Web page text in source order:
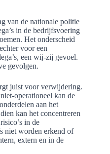
van de nationale politie
in de bedrijfsvoering
Het onderscheid
voor een
een wij-zij gevoel.
gevolgen.
juist voor verwijdering.
operationeel kan de
aan het
kan het concentreren
in de
niet worden erkend of
extern en in de